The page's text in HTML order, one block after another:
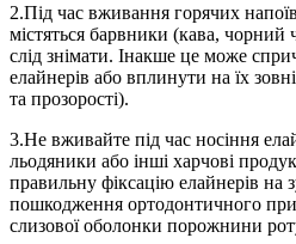
2.Під час вживання горячих
містяться барвники (кава,
слід знімати. Інакше це може
елайнерів або вплинути на їх
та прозорості).
3.Не вживайте під час носіння
льодяники або інші харчові
правильну фіксацію елайнерів на
пошкодження ортодонтичного
слизової оболонки порожнини